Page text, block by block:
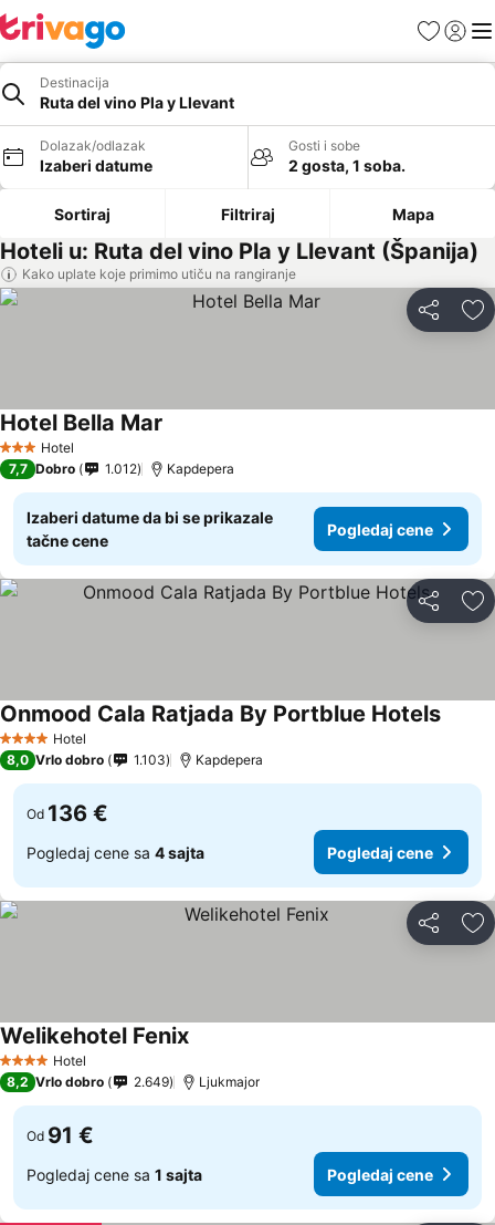
FavoritiPrijavi
Destinacija
Ruta del vino Pla y Llevant
Dolazak/odlazak
Izaberi datume
Gosti i sobe
2 gosta, 1 soba.
Sortiraj Filtriraj Mapa
Hoteli u: Ruta del vino Pla y Llevant (Španija)
Kako uplate koje primimo utiču na rangiranje
Deli
3 Zvezdice
Hotel
Hotel Bella Mar
7,7 Dobro 1.012 Kapdepera
Izaberi datume da bi se prikazale
tačne cene
Pogledaj cene
Deli
4 ZvezdiceHotel
Onmood Cala Ratjada By Portblue Hotels
8,0 Vrlo dobro 1.103 Kapdepera
Od 136 €
Pogledaj cene sa 4 sajta Pogledaj cene
Deli
4 ZvezdiceHotel
Welikehotel Fenix
8,2 Vrlo dobro 2.649 Ljukmajor
Od 91 €
Pogledaj cene sa 1 sajta Pogledaj cene